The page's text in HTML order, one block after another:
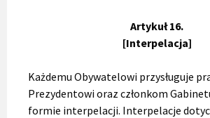
Artykuł 16.
[Interpelacja]
Każdemu Obywatelowi przysługuje
Prezydentowi oraz członkom
formie interpelacji. Interpelacje